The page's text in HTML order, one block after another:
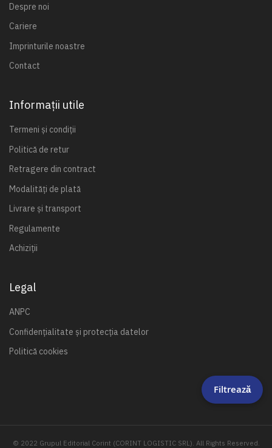
Despre noi
Cariere
Imprinturile noastre
Contact
Informații utile
Termeni și condiții
Politică de retur
Retragere din contract
Modalități de plată
Livrare și transport
Regulamente
Achiziții
Legal
ANPC
Confidențialitate și protecția datelor
Politică cookies
© 2022 Grupul Editorial Corint (CORINT LOGISTIC SRL). All Rights Reserved.
Filtrează